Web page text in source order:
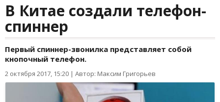
В Китае создали телефон-
спиннер
Первый спиннер-звонилка представляет собой
кнопочный телефон.
2 октября 2017, 15:20 | Автор: Максим Григорьев